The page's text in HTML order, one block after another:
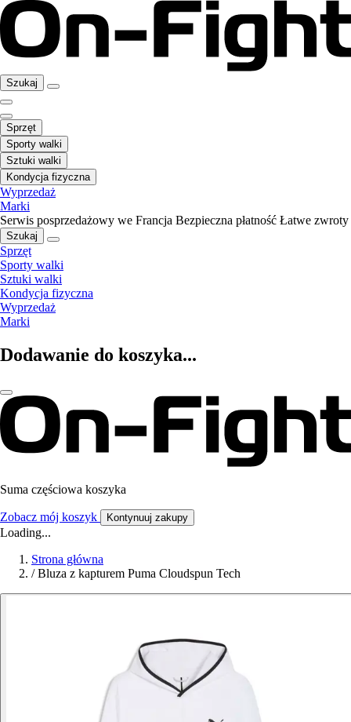
Szukaj
Sprzęt
Sporty walki
Sztuki walki
Kondycja fizyczna
Wyprzedaż
Marki
Serwis posprzedażowy we Francja Bezpieczna płatność Łatwe zwroty
Szukaj
Sprzęt
Sporty walki
Sztuki walki
Kondycja fizyczna
Wyprzedaż
Marki
Dodawanie do koszyka...
Suma częściowa koszyka
Zobacz mój koszyk Kontynuuj zakupy
Loading...
Strona główna
/ Bluza z kapturem Puma Cloudspun Tech